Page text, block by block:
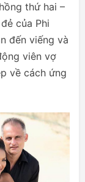
thứ hai –
của Phi
đến viếng và
viên vợ
về cách ứng